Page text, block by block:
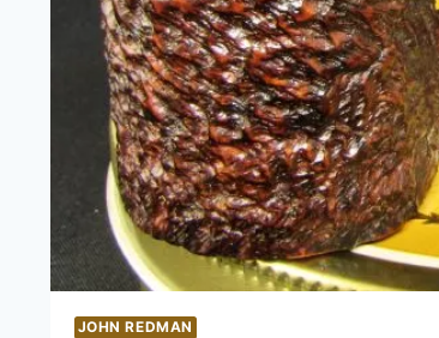
JOHN REDMAN